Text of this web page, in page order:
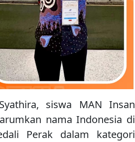
siswa MAN Insan
nama Indonesia di
Perak dalam kategori